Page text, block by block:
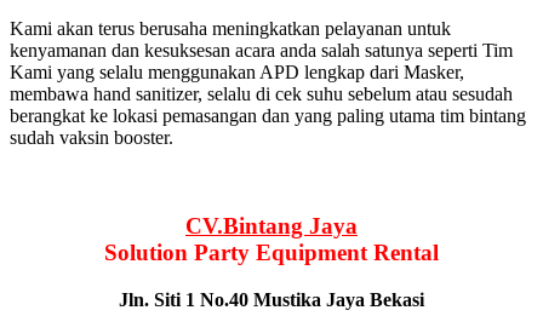
Kami akan terus berusaha meningkatkan pelayanan untuk
kenyamanan dan kesuksesan acara anda salah satunya seperti Tim
Kami yang selalu menggunakan APD lengkap dari Masker,
membawa hand sanitizer, selalu di cek suhu sebelum atau sesudah
berangkat ke lokasi pemasangan dan yang paling utama tim bintang
sudah vaksin booster.
CV.Bintang Jaya
Solution Party Equipment Rental
Jln. Siti 1 No.40 Mustika Jaya Bekasi